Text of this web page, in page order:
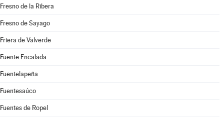
Fresno de la Ribera
Fresno de Sayago
Friera de Valverde
Fuente Encalada
Fuentelapeña
Fuentesaúco
Fuentes de Ropel